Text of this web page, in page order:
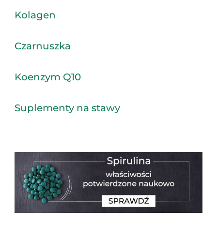
Kolagen
Czarnuszka
Koenzym Q10
Suplementy na stawy